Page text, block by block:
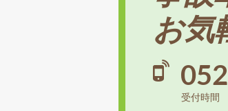
お気
受付時間